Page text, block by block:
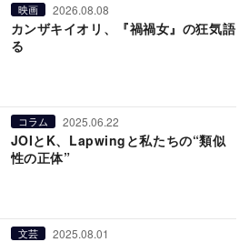
映画 2026.08.08
カンザキイオリ、『禍禍女』の狂気語
る
コラム 2025.06.22
JOIとK、Lapwingと私たちの“類似
性の正体”
文芸 2025.08.01